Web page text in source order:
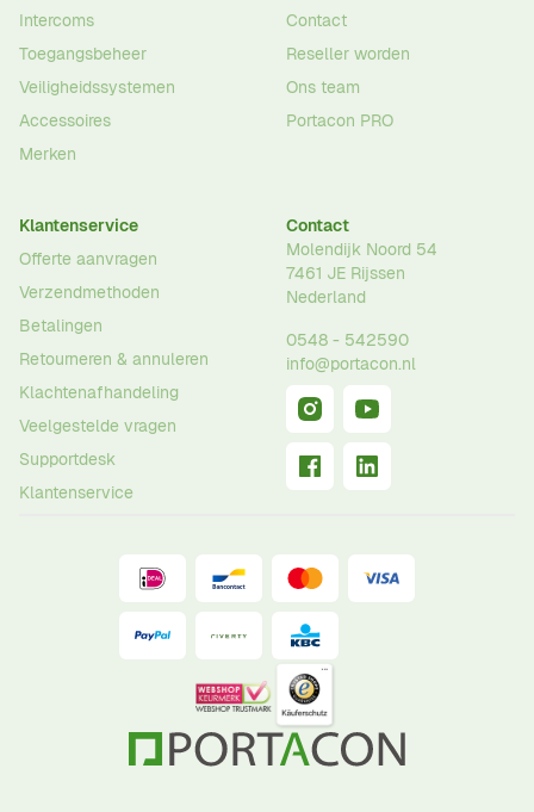
Intercoms
Toegangsbeheer
Veiligheidssystemen
Accessoires
Merken
Contact
Reseller worden
Ons team
Portacon PRO
Klantenservice
Offerte aanvragen
Verzendmethoden
Betalingen
Retourneren & annuleren
Klachtenafhandeling
Veelgestelde vragen
Supportdesk
Klantenservice
Contact
Molendijk Noord 54
7461 JE Rijssen
Nederland
0548 - 542590
info@portacon.nl